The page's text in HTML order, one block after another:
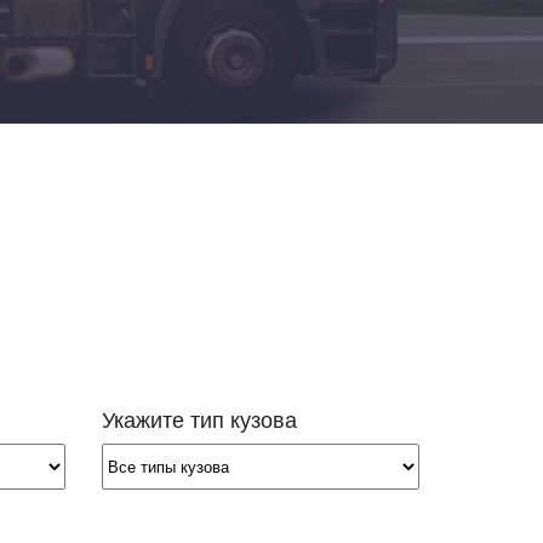
Укажите тип кузова